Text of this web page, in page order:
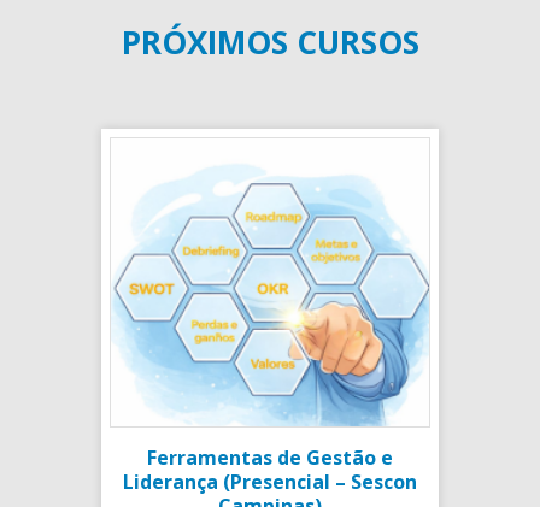
PRÓXIMOS CURSOS
Ferramentas de Gestão e
Liderança (Presencial – Sescon